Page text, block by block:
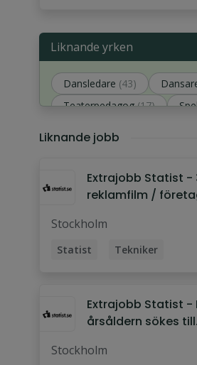
Liknande yrken
Dansledare (43)
Teaterpedagog (17)
Liknande jobb
Extrajobb Statist -
reklamfilm /
Stockholm
Statist
Tekniker
Skådespelare
Projektledare
Extrajobb Statist -
årsåldern sökes till
Stockholm